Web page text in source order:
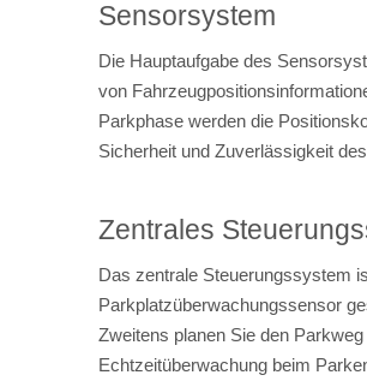
Sensorsystem
Die Hauptaufgabe des
von
Parkphase werden die
Sicherheit und Zuverlässigkeit
Zentrales
Das zentrale Steuerungssystem
Parkplatzüberwachungssensor
Zweitens planen Sie den
Echtzeitüberwachung beim